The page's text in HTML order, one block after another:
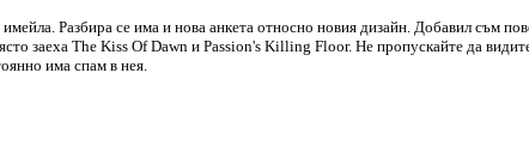
Разбира се има и нова анкета относно новия дизайн. Добавил съм
заеха The Kiss Of Dawn и Passion's Killing Floor. Не пропускайте да
има спам в нея.